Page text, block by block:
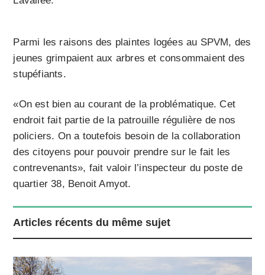
Parmi les raisons des plaintes logées au SPVM, des
jeunes grimpaient aux arbres et consommaient des
stupéfiants.
«On est bien au courant de la problématique. Cet
endroit fait partie de la patrouille régulière de nos
policiers. On a toutefois besoin de la collaboration
des citoyens pour pouvoir prendre sur le fait les
contrevenants», fait valoir l’inspecteur du poste de
quartier 38, Benoit Amyot.
Articles récents du même sujet